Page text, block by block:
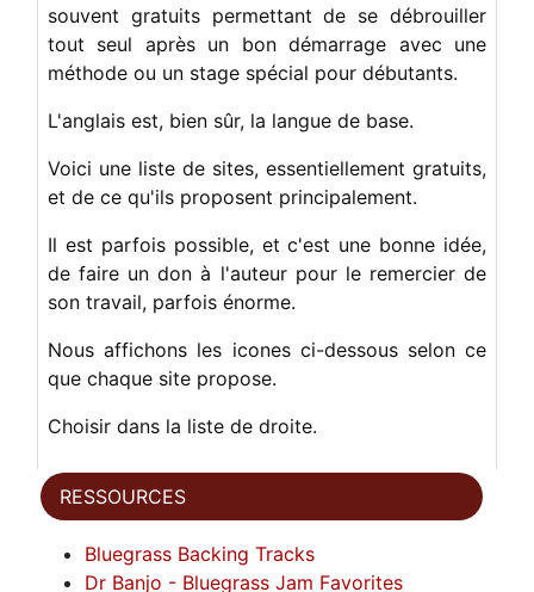
souvent gratuits permettant de se débrouiller
tout seul après un bon démarrage avec une
méthode ou un stage spécial pour débutants.
L'anglais est, bien sûr, la langue de base.
Voici une liste de sites, essentiellement gratuits,
et de ce qu'ils proposent principalement.
Il est parfois possible, et c'est une bonne idée,
de faire un don à l'auteur pour le remercier de
son travail, parfois énorme.
Nous affichons les icones ci-dessous selon ce
que chaque site propose.
Choisir dans la liste de droite.
RESSOURCES
Bluegrass Backing Tracks
Dr Banjo - Bluegrass Jam Favorites